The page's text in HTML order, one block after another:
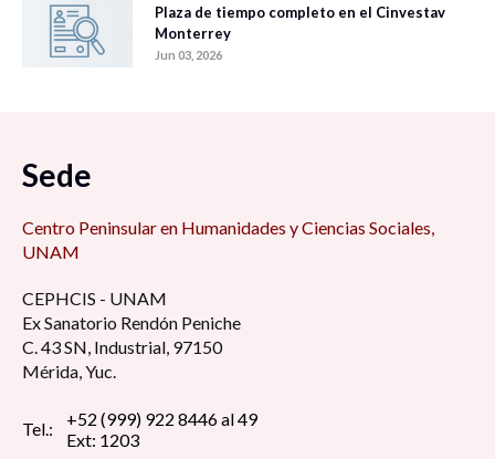
Plaza de tiempo completo en el Cinvestav
Monterrey
Jun 03, 2026
Sede
Centro Peninsular en Humanidades y Ciencias Sociales,
UNAM
CEPHCIS - UNAM
Ex Sanatorio Rendón Peniche
C. 43 SN, Industrial, 97150
Mérida, Yuc.
Tel.:
+52 (999) 922 8446 al 49
Ext: 1203